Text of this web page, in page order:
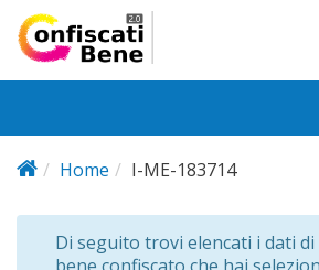
Salta al contenuto principale
Home
I-ME-183714
Di seguito trovi elencati i dati